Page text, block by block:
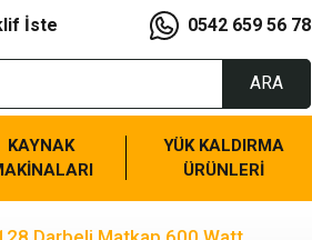
İste 0542 659 56 78
ARA
KAYNAK
YÜK KALDIRMA
ÜRÜNLERİ